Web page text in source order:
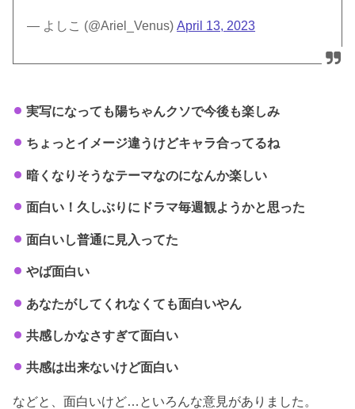
— よしこ (@Ariel_Venus)April 13, 2023
実写になっても陽ちゃんクソで今後も楽しみ
ちょっとイメージ違うけどキャラ合ってるね
暗くなりそうなテーマなのになんか楽しい
面白い！久しぶりにドラマ毎週観ようかと思った
面白いし普通に見入ってた
やば面白い
あなたがしてくれなくても面白いやん
共感しかなさすぎて面白い
共感は出来ないけど面白い
などと、面白いけど…といろんな意見がありました。